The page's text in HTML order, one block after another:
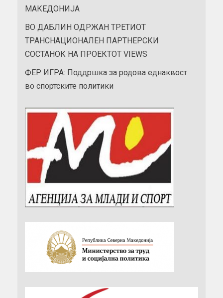
МАКЕДОНИЈА
ВО ДАБЛИН ОДРЖАН ТРЕТИОТ
ТРАНСНАЦИОНАЛЕН ПАРТНЕРСКИ
СОСТАНОК НА ПРОЕКТОТ VIEWS
ФЕР ИГРА: Поддршка за родова еднаквост
во спортските политики